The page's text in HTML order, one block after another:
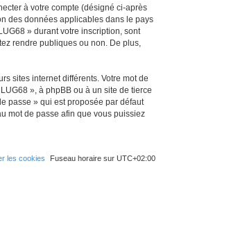
à votre compte (désigné ci-après
des données applicables dans le pays
» durant votre inscription, sont
rendre publiques ou non. De plus,
sites internet différents. Votre mot de
», à phpBB ou à un site de tierce
passe » qui est proposée par défaut
mot de passe afin que vous puissiez
Fuseau horaire sur UTC+02:00
les cookies